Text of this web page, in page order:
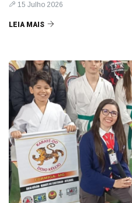
15 Julho 2026
LEIA MAIS